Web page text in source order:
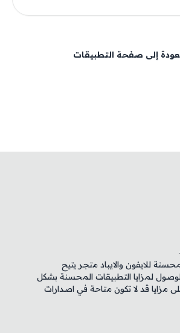
إلى صفحة التطبيقات
للايفون والايباد متجر يتيح
لمزايا التطبيقات المحسنة بشكل
مزايا قد لا تكون متاحة في اصدارات